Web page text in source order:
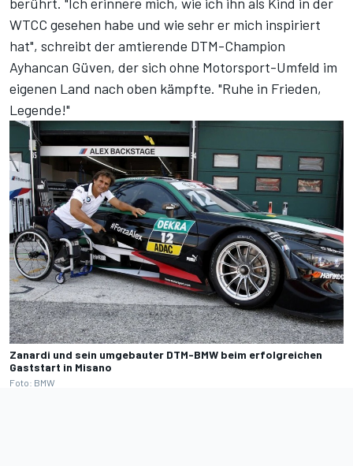
WTCC gesehen habe und wie sehr er mich inspiriert
hat", schreibt der amtierende DTM-Champion
Ayhancan Güven, der sich ohne Motorsport-Umfeld im
eigenen Land nach oben kämpfte. "Ruhe in Frieden,
Legende!"
Zanardi und sein umgebauter DTM-BMW beim erfolgreichen
Gaststart in Misano
Foto: BMW